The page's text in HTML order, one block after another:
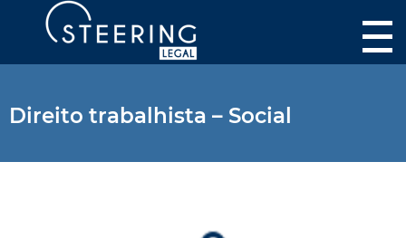
Direito trabalhista – Social